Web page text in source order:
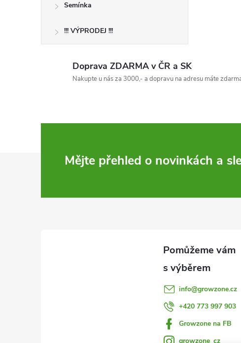
Semínka
!!! VÝPRODEJ !!!
Doprava ZDARMA v ČR a SK
Nakupte u nás za 3000,- a dopravu na adresu máte
Mějte přehled o novinkách a
info@growzone.cz
+420 773 997 903
Growzone na FB
growzone_cz